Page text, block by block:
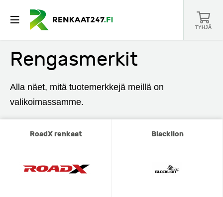
TYHJÄ
Rengasmerkit
Alla näet, mitä tuotemerkkejä meillä on
valikoimassamme.
RoadX renkaat Blacklion